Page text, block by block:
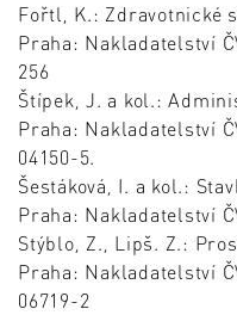
Fořtl, K.: Zdravotnické
Praha: Nakladatelství
256
Štípek, J. a kol.:
Praha: Nakladatelství
04150-5.
Šestáková, I. a kol.:
Praha: Nakladatelství
Stýblo, Z., Lipš. Z.:
Praha: Nakladatelství
06719-2